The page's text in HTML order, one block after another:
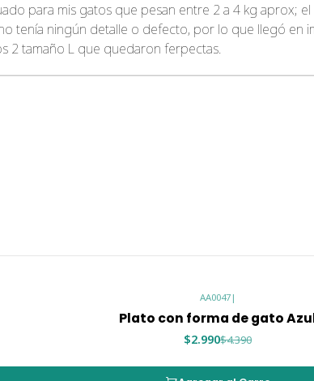
para mis gatos que pesan entre 2 a 4 kg aprox;
tenía ningún detalle o defecto, por lo que llegó en
2 tamaño L que quedaron ferpectas.
AA0047|
Plato con forma de gato
$2.990$4.390